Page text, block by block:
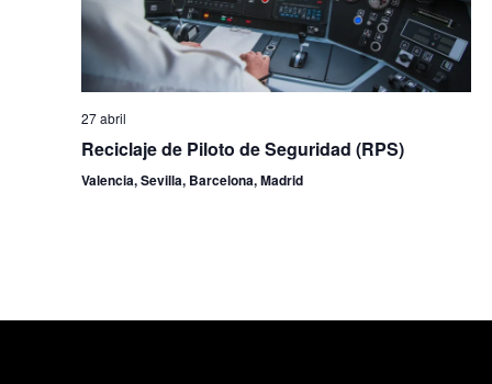
27 abril
Reciclaje de Piloto de Seguridad (RPS)
Valencia, Sevilla, Barcelona, Madrid